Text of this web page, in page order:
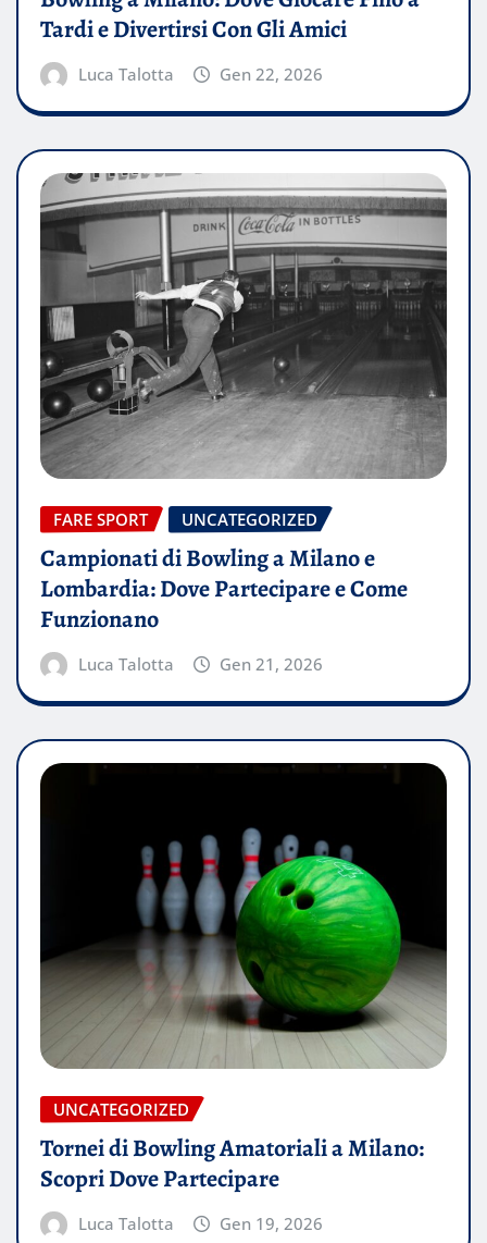
Tardi e Divertirsi Con Gli Amici
Luca Talotta Gen 22, 2026
FARE SPORT UNCATEGORIZED
Campionati di Bowling a Milano e
Lombardia: Dove Partecipare e Come
Funzionano
Luca Talotta Gen 21, 2026
UNCATEGORIZED
Tornei di Bowling Amatoriali a Milano:
Scopri Dove Partecipare
Luca Talotta Gen 19, 2026